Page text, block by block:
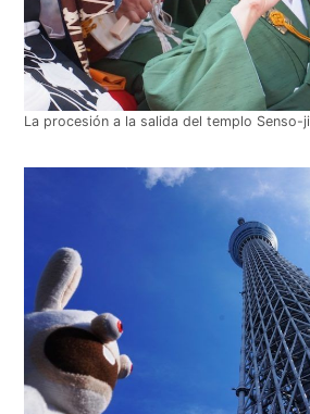
La procesión a la salida del templo Senso-ji